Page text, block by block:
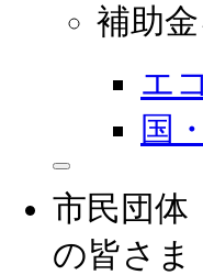
補助
エ
国
市民団体
の皆さま